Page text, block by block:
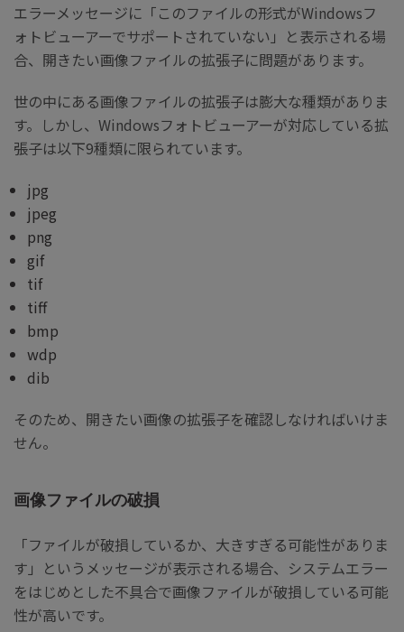
エラーメッセージに「このファイルの形式がWindowsフ
ォトビューアーでサポートされていない」と表示される場
合、開きたい画像ファイルの拡張子に問題があります。
世の中にある画像ファイルの拡張子は膨大な種類がありま
す。しかし、Windowsフォトビューアーが対応している拡
張子は以下9種類に限られています。
jpg
jpeg
png
gif
tif
tiff
bmp
wdp
dib
そのため、開きたい画像の拡張子を確認しなければいけま
せん。
画像ファイルの破損
「ファイルが破損しているか、大きすぎる可能性がありま
す」というメッセージが表示される場合、システムエラー
をはじめとした不具合で画像ファイルが破損している可能
性が高いです。